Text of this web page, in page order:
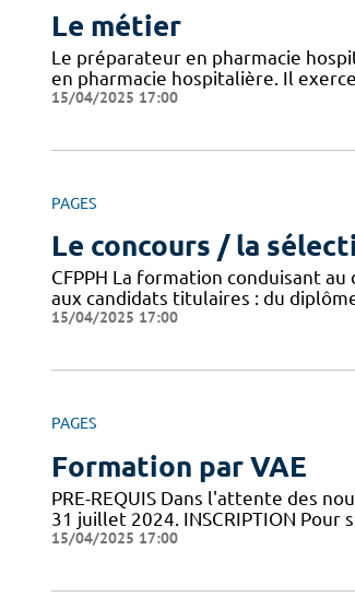
Le métier
Le préparateur en pharmacie
en pharmacie hospitalière. Il
15/04/2025 17:00
PAGES
Le concours / la
CFPPH La formation conduisant
aux candidats titulaires : du
15/04/2025 17:00
PAGES
Formation par VAE
PRE-REQUIS Dans l'attente des
31 juillet 2024. INSCRIPTION
15/04/2025 17:00